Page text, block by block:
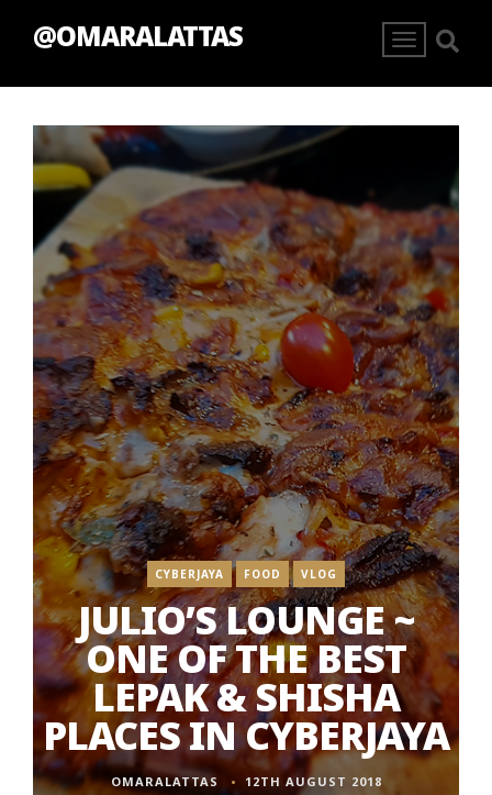
@OMARALATTAS
CYBERJAYA FOOD VLOG
JULIO’S LOUNGE ~
ONE OF THE BEST
LEPAK & SHISHA
PLACES IN CYBERJAYA
OMARALATTAS 12TH AUGUST 2018